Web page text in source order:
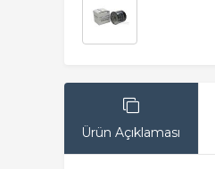
Ürün Açıklaması